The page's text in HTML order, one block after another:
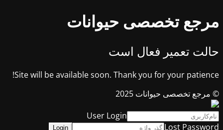
مرجع تخصصی حیوانات
حالت تعمیر فعال است
Site will be available soon. Thank you for your patience!
© مرجع تخصصی حیوانات 2025
User Login
Lost Password